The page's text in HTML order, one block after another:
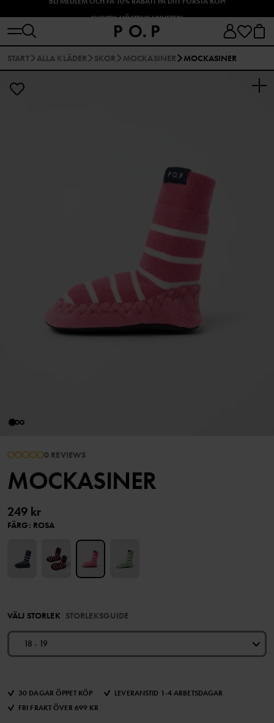
START ALLA KLÄDER SKOR MOCKASINER MOCKASINER
0 REVIEWS
MOCKASINER
249 kr
FÄRG: ROSA
VÄLJ STORLEK STORLEKSGUIDE
18 - 19
30 DAGAR ÖPPET KÖP
LEVERANSTID 1-4 ARBETSDAGAR
FRI FRAKT ÖVER 699 KR